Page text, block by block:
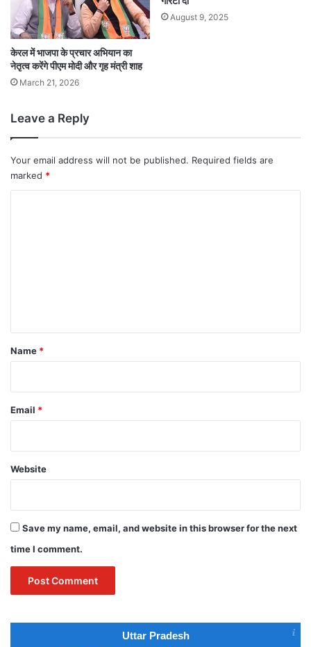
केरल में भाजपा के प्रचार अभियान का
नेतृत्व करेंगे पीएम मोदी और गृह मंत्री शाह
March 21, 2026
August 9, 2025
Leave a Reply
Your email address will not be published. Required fields are
marked *
*
Name *
Email *
Website
Save my name, email, and website in this browser for the next
time I comment.
Uttar Pradesh